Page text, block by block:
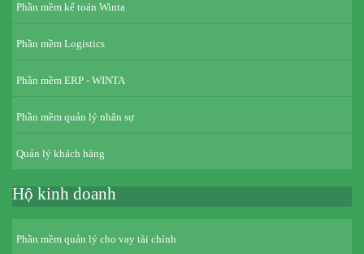
Phần mềm kế toán Winta
Phần mềm Logistics
Phần mềm ERP - WINTA
Phần mềm quản lý nhân sự
Quản lý khách hàng
Hộ kinh doanh
Phần mềm quản lý cho vay tài chính